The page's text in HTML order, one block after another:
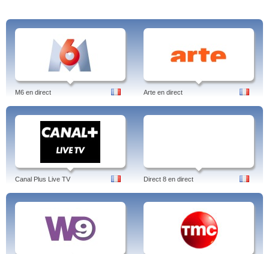
M6 en direct Arte en direct
Canal Plus Live TV Direct 8 en direct